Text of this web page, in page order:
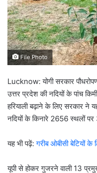
X a
i
l
File Photo
Lucknow: योगी सरकार
उत्तर प्रदेश की नदियों के पांच
हरियाली बढ़ाने के लिए सरकार ने
नदियों के किनारे 2656 स्थलों
यह भी पढ़ें:गरीब ओबीसी बेटियों के
यूपी से होकर गुजरने वाली 13